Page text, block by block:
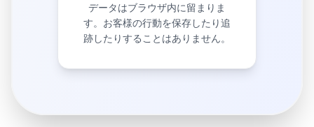
データはブラウザ内に留まりま
す。お客様の行動を保存したり追
跡したりすることはありません。